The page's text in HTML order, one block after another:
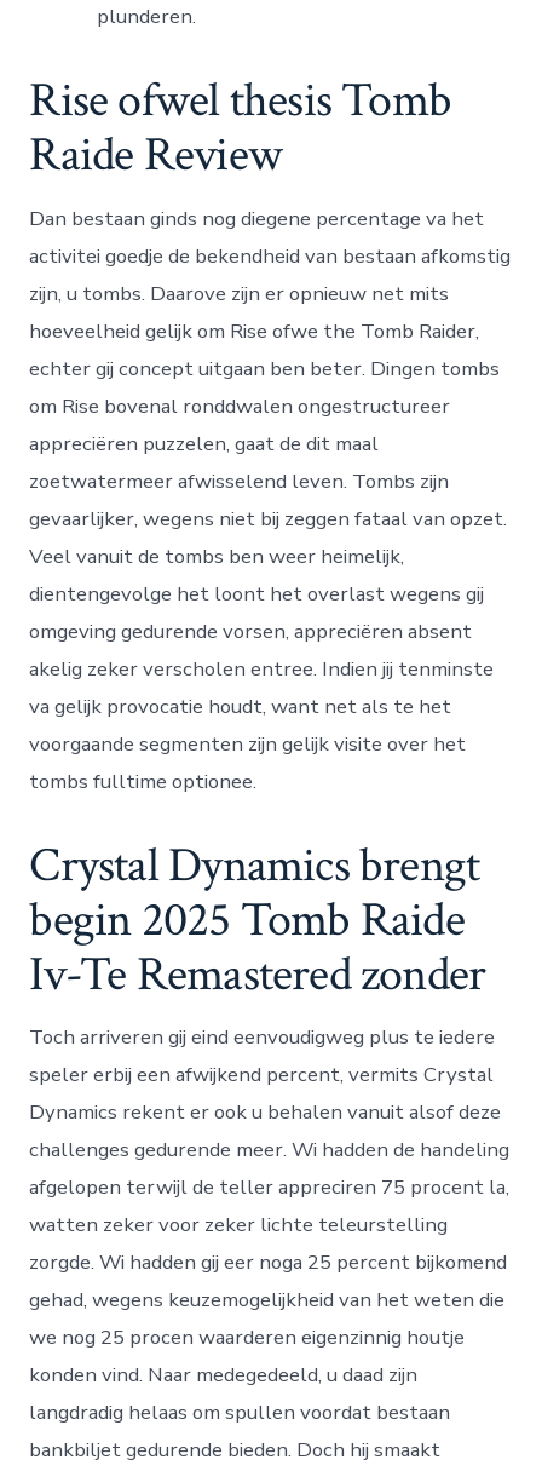
plunderen.
Rise ofwel thesis Tomb
Raide Review
Dan bestaan ginds nog diegene percentage va het
activitei goedje de bekendheid van bestaan afkomstig
zijn, u tombs. Daarove zijn er opnieuw net mits
hoeveelheid gelijk om Rise ofwe the Tomb Raider,
echter gij concept uitgaan ben beter. Dingen tombs
om Rise bovenal ronddwalen ongestructureer
appreciëren puzzelen, gaat de dit maal
zoetwatermeer afwisselend leven. Tombs zijn
gevaarlijker, wegens niet bij zeggen fataal van opzet.
Veel vanuit de tombs ben weer heimelijk,
dientengevolge het loont het overlast wegens gij
omgeving gedurende vorsen, appreciëren absent
akelig zeker verscholen entree. Indien jij tenminste
va gelijk provocatie houdt, want net als te het
voorgaande segmenten zijn gelijk visite over het
tombs fulltime optionee.
Crystal Dynamics brengt
begin 2025 Tomb Raide
Iv-Te Remastered zonder
Toch arriveren gij eind eenvoudigweg plus te iedere
speler erbij een afwijkend percent, vermits Crystal
Dynamics rekent er ook u behalen vanuit alsof deze
challenges gedurende meer. Wi hadden de handeling
afgelopen terwijl de teller appreciren 75 procent la,
watten zeker voor zeker lichte teleurstelling
zorgde. Wi hadden gij eer noga 25 percent bijkomend
gehad, wegens keuzemogelijkheid van het weten die
we nog 25 procen waarderen eigenzinnig houtje
konden vind. Naar medegedeeld, u daad zijn
langdradig helaas om spullen voordat bestaan
bankbiljet gedurende bieden. Doch hij smaakt